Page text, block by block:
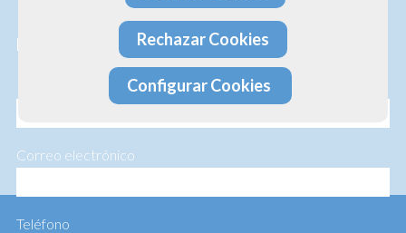
Profesionalidad · Experiencia · Efectividad
Correo electrónico
Teléfono
Rechazar Cookies
Configurar Cookies